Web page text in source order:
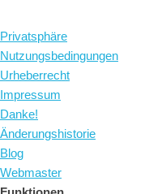
Privatsphäre
Nutzungsbedingungen
Urheberrecht
Impressum
Danke!
Änderungshistorie
Blog
Webmaster